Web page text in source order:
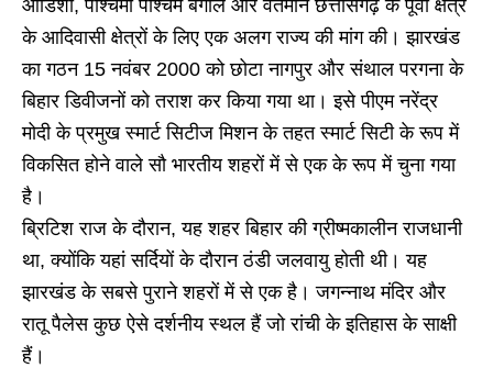
ओडिशा, पश्चिमी पश्चिम बंगाल और वर्तमान छत्तीसगढ़ के पूर्वी क्षेत्र
के आदिवासी क्षेत्रों के लिए एक अलग राज्य की मांग की। झारखंड
का गठन 15 नवंबर 2000 को छोटा नागपुर और संथाल परगना के
बिहार डिवीजनों को तराश कर किया गया था। इसे पीएम नरेंद्र
मोदी के प्रमुख स्मार्ट सिटीज मिशन के तहत स्मार्ट सिटी के रूप में
विकसित होने वाले सौ भारतीय शहरों में से एक के रूप में चुना गया
है।
ब्रिटिश राज के दौरान, यह शहर बिहार की ग्रीष्मकालीन राजधानी
था, क्योंकि यहां सर्दियों के दौरान ठंडी जलवायु होती थी। यह
झारखंड के सबसे पुराने शहरों में से एक है। जगन्नाथ मंदिर और
रातू पैलेस कुछ ऐसे दर्शनीय स्थल हैं जो रांची के इतिहास के साक्षी
हैं।